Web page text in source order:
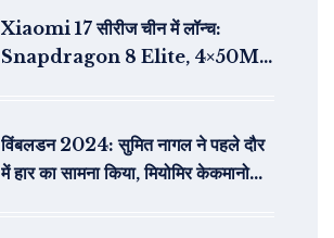
Xiaomi 17 सीरीज चीन में लॉन्च:
Snapdragon 8 Elite, 4×50MP
विंबलडन 2024: सुमित नागल ने पहले दौर
में हार का सामना किया, मियोमिर केकमानोविच